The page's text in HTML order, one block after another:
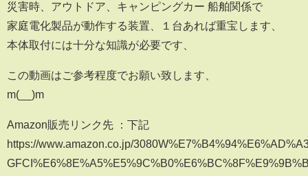
災害時、アウトドア、キャンピングカー 船舶関係で
家庭電化製品が動作する装置、１台あれば重宝します、
本体取付には十分な知識が必要です、
この動画はご参考程度でお願い致します、
m(__)m
Amazon販売リンク先 ：下記
https://www.amazon.co.jp/